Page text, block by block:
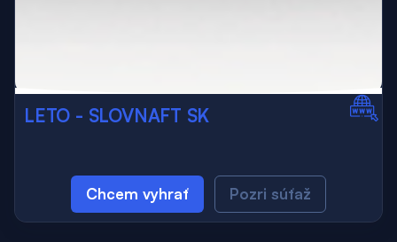
LETO - SLOVNAFT SK
Chcem vyhrať Pozri súťaž